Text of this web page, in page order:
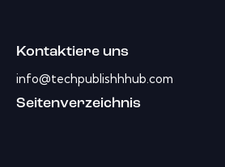
Kontaktiere uns
info@techpublishhhub.com
Seitenverzeichnis